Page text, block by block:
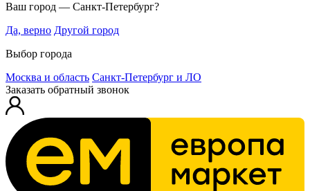
Ваш город — Санкт-Петербург?
Да, верно Другой город
Выбор города
Москва и область Санкт-Петербург и ЛО
Заказать обратный звонок